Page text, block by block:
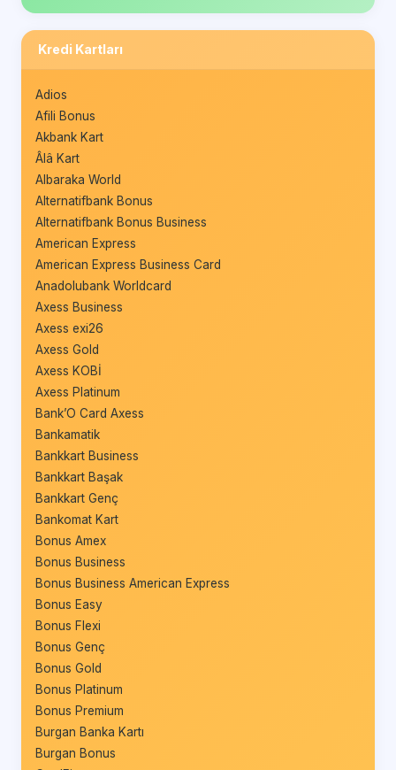
Kredi Kartları
Adios
Afili Bonus
Akbank Kart
Âlâ Kart
Albaraka World
Alternatifbank Bonus
Alternatifbank Bonus Business
American Express
American Express Business Card
Anadolubank Worldcard
Axess Business
Axess exi26
Axess Gold
Axess KOBİ
Axess Platinum
Bank’O Card Axess
Bankamatik
Bankkart Business
Bankkart Başak
Bankkart Genç
Bankomat Kart
Bonus Amex
Bonus Business
Bonus Business American Express
Bonus Easy
Bonus Flexi
Bonus Genç
Bonus Gold
Bonus Platinum
Bonus Premium
Burgan Banka Kartı
Burgan Bonus